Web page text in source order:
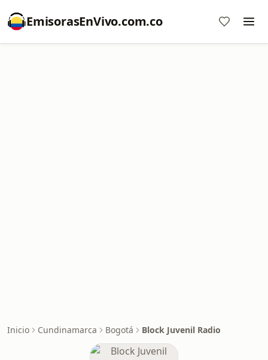
EmisorasEnVivo.com.co
Inicio Cundinamarca Bogotá Block Juvenil Radio